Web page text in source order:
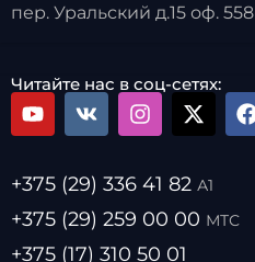
пер. Уральский д.15 оф. 558
Читайте нас в соц-сетях:
+375 (29) 336 41 82 А1
+375 (29) 259 00 00 МТС
+375 (17) 310 50 01